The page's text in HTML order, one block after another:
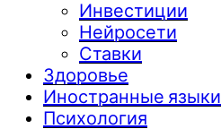
Инвестиции
Нейросети
Ставки
Здоровье
Иностранные языки
Психология